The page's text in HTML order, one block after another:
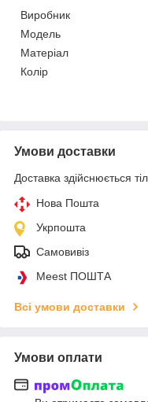
Виробник
Модель
Матеріал
Колір
Умови доставки
Доставка здійснюється
Нова Пошта
Укрпошта
Самовивіз
Meest ПОШТА
Всі умови доставки
Умови оплати